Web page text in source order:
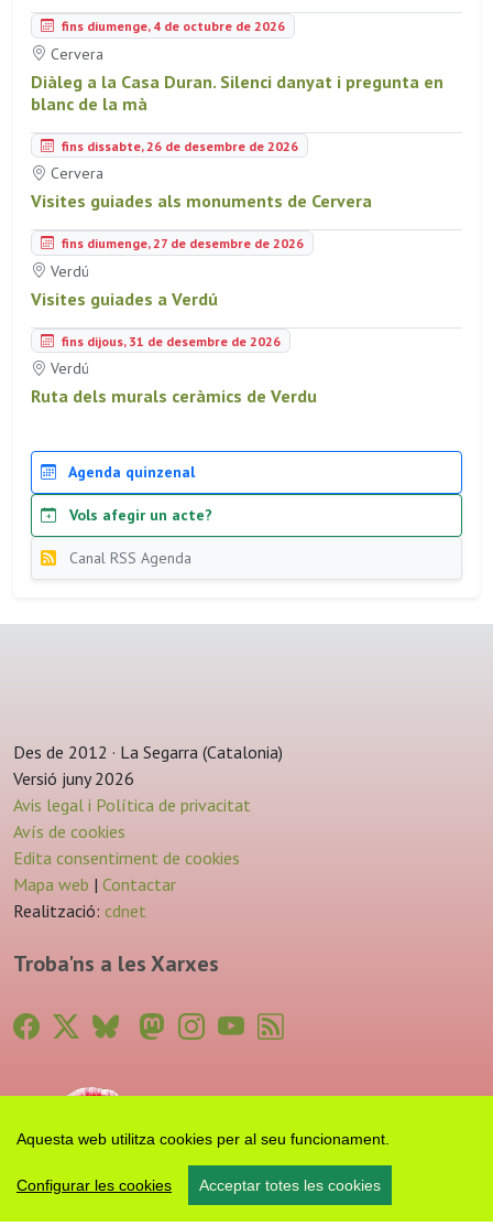
Aquesta web utilitza cookies per al seu funcionament.
Configurar les cookies Acceptar totes les cookies
fins diumenge, 4 de octubre de 2026
Cervera
Diàleg a la Casa Duran. Silenci danyat i pregunta en
blanc de la mà
fins dissabte, 26 de desembre de 2026
Cervera
Visites guiades als monuments de Cervera
fins diumenge, 27 de desembre de 2026
Verdú
Visites guiades a Verdú
fins dijous, 31 de desembre de 2026
Verdú
Ruta dels murals ceràmics de Verdu
Agenda quinzenal
Vols afegir un acte?
Canal RSS Agenda
Des de 2012 · La Segarra (Catalonia)
Versió juny 2026
Avis legal i Política de privacitat
Avís de cookies
Edita consentiment de cookies
Mapa web | Contactar
Realització: cdnet
Troba'ns a les Xarxes